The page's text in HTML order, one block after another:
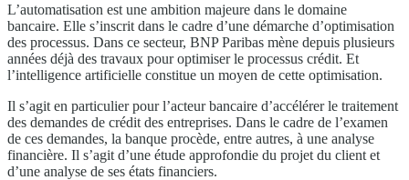
L’automatisation est une ambition majeure dans le domaine
bancaire. Elle s’inscrit dans le cadre d’une démarche d’optimisation
des processus. Dans ce secteur, BNP Paribas mène depuis plusieurs
années déjà des travaux pour optimiser le processus crédit. Et
l’intelligence artificielle constitue un moyen de cette optimisation.
Il s’agit en particulier pour l’acteur bancaire d’accélérer le traitement
des demandes de crédit des entreprises. Dans le cadre de l’examen
de ces demandes, la banque procède, entre autres, à une analyse
financière. Il s’agit d’une étude approfondie du projet du client et
d’une analyse de ses états financiers.